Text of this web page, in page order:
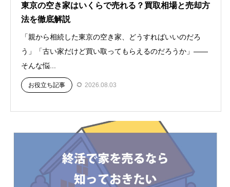
東京の空き家はいくらで売れる？買取相場と売却方
法を徹底解説
「親から相続した東京の空き家、どうすればいいのだろ
う」「古い家だけど買い取ってもらえるのだろうか」——
そんな悩...
お役立ち記事 2026.08.03